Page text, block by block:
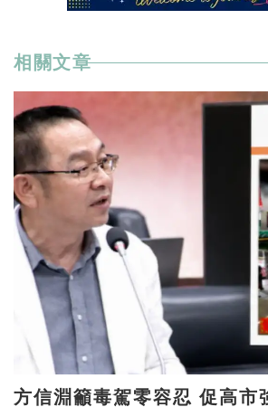
相關文章
方信淵籲毒駕零容忍 促高市強化防制機制